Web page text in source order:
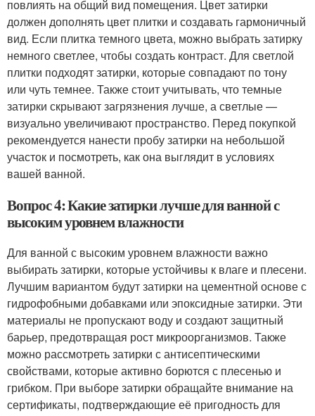
повлиять на общий вид помещения. Цвет затирки
должен дополнять цвет плитки и создавать гармоничный
вид. Если плитка темного цвета, можно выбрать затирку
немного светлее, чтобы создать контраст. Для светлой
плитки подходят затирки, которые совпадают по тону
или чуть темнее. Также стоит учитывать, что темные
затирки скрывают загрязнения лучше, а светлые —
визуально увеличивают пространство. Перед покупкой
рекомендуется нанести пробу затирки на небольшой
участок и посмотреть, как она выглядит в условиях
вашей ванной.
Вопрос 4: Какие затирки лучше для ванной с
высоким уровнем влажности
Для ванной с высоким уровнем влажности важно
выбирать затирки, которые устойчивы к влаге и плесени.
Лучшим вариантом будут затирки на цементной основе с
гидрофобными добавками или эпоксидные затирки. Эти
материалы не пропускают воду и создают защитный
барьер, предотвращая рост микроорганизмов. Также
можно рассмотреть затирки с антисептическими
свойствами, которые активно борются с плесенью и
грибком. При выборе затирки обращайте внимание на
сертификаты, подтверждающие её пригодность для